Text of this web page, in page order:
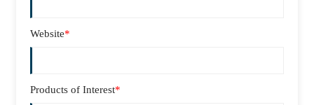
Website*
Products of Interest*